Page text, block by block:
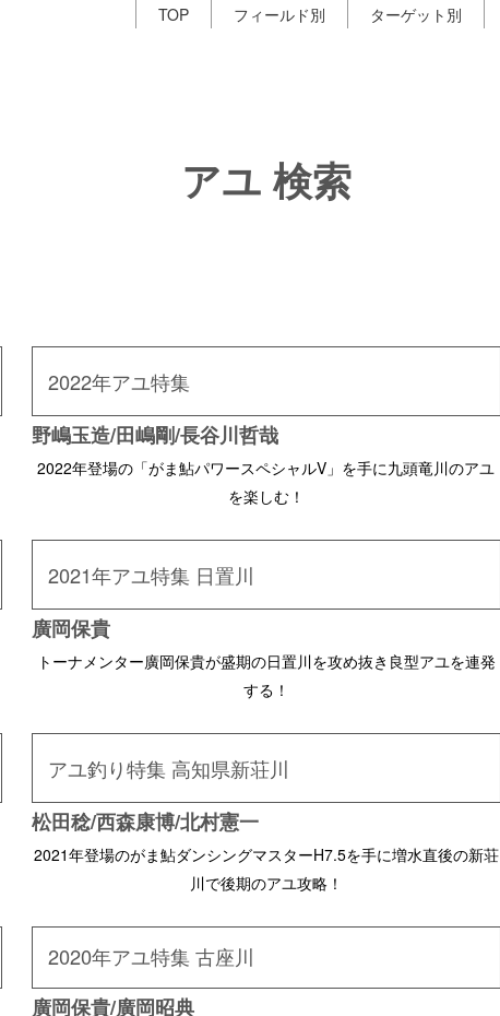
TOP フィールド別 ターゲット別
アユ 検索
2022年アユ特集
野嶋玉造/田嶋剛/長谷川哲哉
2022年登場の「がま鮎パワースペシャルV」を手に九頭竜川のアユ
を楽しむ！
2021年アユ特集 日置川
廣岡保貴
トーナメンター廣岡保貴が盛期の日置川を攻め抜き良型アユを連発
する！
アユ釣り特集 高知県新荘川
松田稔/西森康博/北村憲一
2021年登場のがま鮎ダンシングマスターH7.5を手に増水直後の新荘
川で後期のアユ攻略！
2020年アユ特集 古座川
廣岡保貴/廣岡昭典